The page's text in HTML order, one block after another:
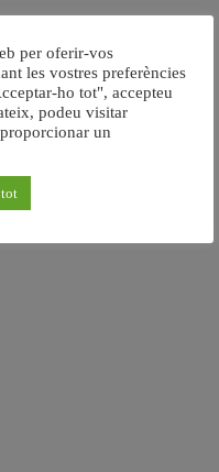
per oferir-vos
les vostres preferències
ho tot", accepteu
podeu visitar
un
tot